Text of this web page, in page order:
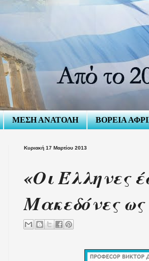
ΜΕΣΗ ΑΝΑΤΟΛΗ ΒΟΡΕΙΑ
Κυριακή 17 Μαρτίου 2013
«Οι Έλληνες
Μακεδόνες